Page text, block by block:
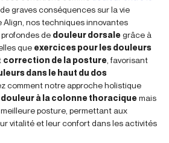
graves conséquences sur la vie
Align, nos techniques innovantes
de douleur dorsale grâce à
que exercices pour les douleurs
correction de la posture , favorisant
dans le haut du dos
comment notre approche holistique
douleur à la colonne thoraciquemais
posture, permettant aux
vitalité et leur confort dans les activités